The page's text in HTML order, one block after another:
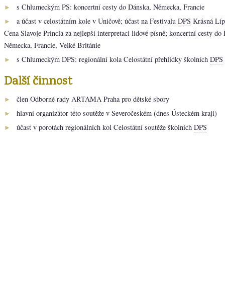
► s Chlumeckým PS: koncertní cesty do Dánska, Německa, Francie
► a účast v celostátním kole v Uničově; účast na Festivalu DPS Krásná
Cena Slavoje Princla za nejlepší interpretaci lidové písně; koncertní cesty do
Německa, Francie, Velké Británie
► s Chlumeckým DPS: regionální kola Celostátní přehlídky školních DPS
Další činnost
► člen Odborné rady ARTAMA Praha pro dětské sbory
► hlavní organizátor této soutěže v Severočeském (dnes Ústeckém kraji)
► účast v porotách regionálních kol Celostátní soutěže školních DPS